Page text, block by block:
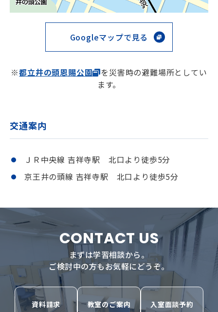
Googleマップで見る
※都立井の頭恩賜公園
を災害時の避難場所としてい
ます。
交通案内
ＪＲ中央線 吉祥寺駅 北口より徒歩5分
京王井の頭線 吉祥寺駅 北口より徒歩5分
CONTACT US
まずは学習相談から。
ご検討中の方もお気軽にどうぞ。
資料請求 教室のご案内 入室面談予約